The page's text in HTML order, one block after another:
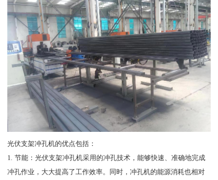
光伏支架冲孔机的优点包括：
1. 节能：光伏支架冲孔机采用的冲孔技术，能够快速、准确地完成
冲孔作业，大大提高了工作效率。同时，冲孔机的能源消耗也相对